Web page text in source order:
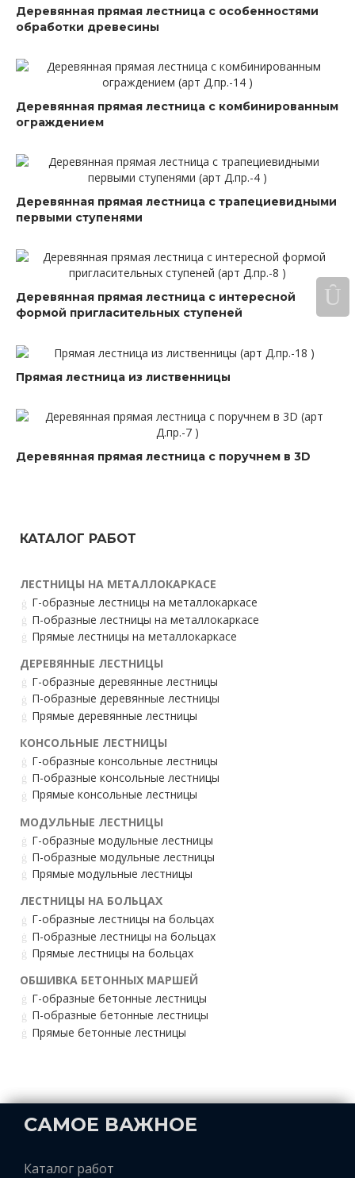
КАТАЛОГ РАБОТ
ЛЕСТНИЦЫ НА МЕТАЛЛОКАРКАСЕ
Г-образные лестницы на металлокаркасе
П-образные лестницы на металлокаркасе
Прямые лестницы на металлокаркасе
ДЕРЕВЯННЫЕ ЛЕСТНИЦЫ
Г-образные деревянные лестницы
П-образные деревянные лестницы
Прямые деревянные лестницы
КОНСОЛЬНЫЕ ЛЕСТНИЦЫ
Г-образные консольные лестницы
П-образные консольные лестницы
Прямые консольные лестницы
МОДУЛЬНЫЕ ЛЕСТНИЦЫ
Г-образные модульные лестницы
П-образные модульные лестницы
Прямые модульные лестницы
ЛЕСТНИЦЫ НА БОЛЬЦАХ
Г-образные лестницы на больцах
П-образные лестницы на больцах
Прямые лестницы на больцах
ОБШИВКА БЕТОННЫХ МАРШЕЙ
Г-образные бетонные лестницы
П-образные бетонные лестницы
Прямые бетонные лестницы
Деревянная прямая лестница с особенностями
обработки древесины
Деревянная прямая лестница с комбинированным
ограждением
Деревянная прямая лестница с трапециевидными
первыми ступенями
Деревянная прямая лестница с интересной
формой пригласительных ступеней
Прямая лестница из лиственницы
Деревянная прямая лестница с поручнем в 3D
САМОЕ ВАЖНОЕ
Каталог работ